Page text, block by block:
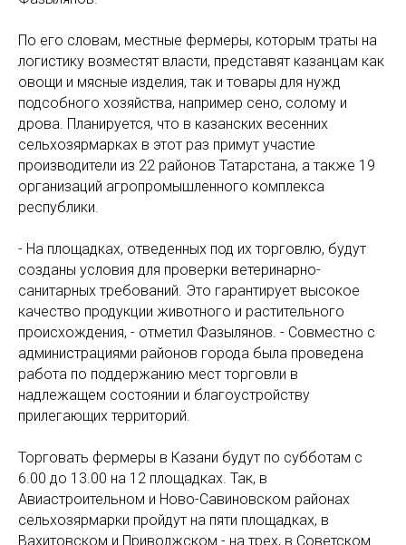
По его словам, местные фермеры, которым траты на
логистику возместят власти, представят казанцам как
овощи и мясные изделия, так и товары для нужд
подсобного хозяйства, например сено, солому и
дрова. Планируется, что в казанских весенних
сельхозярмарках в этот раз примут участие
производители из 22 районов Татарстана, а также 19
организаций агропромышленного комплекса
республики.
- На площадках, отведенных под их торговлю, будут
созданы условия для проверки ветеринарно-
санитарных требований. Это гарантирует высокое
качество продукции животного и растительного
происхождения, - отметил Фазылянов. - Совместно с
администрациями районов города была проведена
работа по поддержанию мест торговли в
надлежащем состоянии и благоустройству
прилегающих территорий.
Торговать фермеры в Казани будут по субботам с
6.00 до 13.00 на 12 площадках. Так, в
Авиастроительном и Ново-Савиновском районах
сельхозярмарки пройдут на пяти площадках, в
Вахитовском и Приволжском - на трех, в Советском